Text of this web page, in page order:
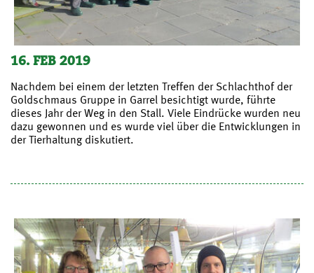
16. FEB 2019
Nachdem bei einem der letzten Treffen der Schlachthof der
Goldschmaus Gruppe in Garrel besichtigt wurde, führte
dieses Jahr der Weg in den Stall. Viele Eindrücke wurden neu
dazu gewonnen und es wurde viel über die Entwicklungen in
der Tierhaltung diskutiert.